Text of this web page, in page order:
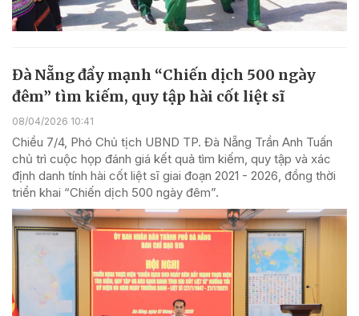
Đà Nẵng đẩy mạnh “Chiến dịch 500 ngày
đêm” tìm kiếm, quy tập hài cốt liệt sĩ
08/04/2026 10:41
Chiều 7/4, Phó Chủ tịch UBND TP. Đà Nẵng Trần Anh Tuấn
chủ trì cuộc họp đánh giá kết quả tìm kiếm, quy tập và xác
định danh tính hài cốt liệt sĩ giai đoạn 2021 - 2026, đồng thời
triển khai “Chiến dịch 500 ngày đêm”.